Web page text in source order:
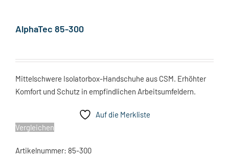
AlphaTec 85-300
Mittelschwere Isolatorbox-Handschuhe aus CSM. Erhöhter
Komfort und Schutz in empfindlichen Arbeitsumfeldern.
Auf die Merkliste
Vergleichen
Artikelnummer: 85-300